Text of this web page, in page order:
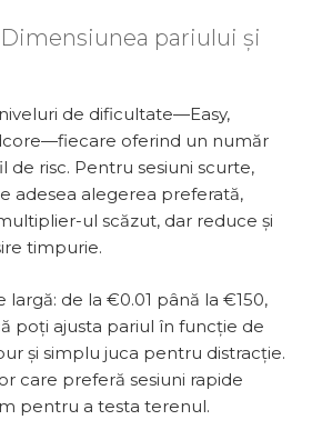
pariului și
de dificultate—Easy,
oferind un număr
de risc. Pentru sesiuni scurte,
adesea alegerea preferată,
ul scăzut, dar reduce și
timpurie.
largă: de la €0.01 până la €150,
poți ajusta pariul în funcție de
și simplu juca pentru distracție.
care preferă sesiuni rapide
pentru a testa terenul.